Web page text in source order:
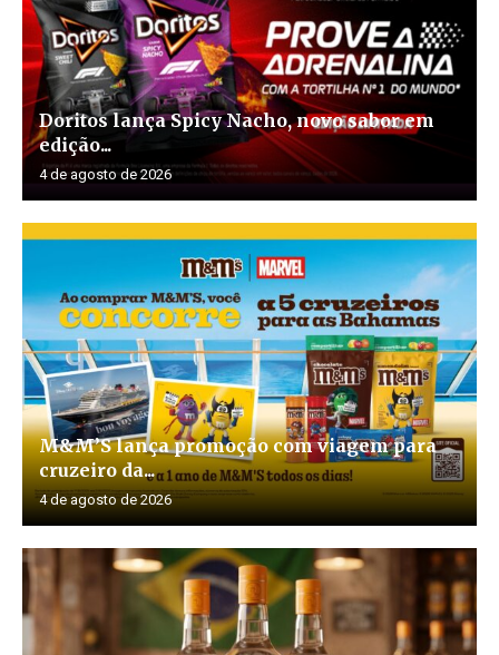
Doritos lança Spicy Nacho, novo sabor em
edição...
4 de agosto de 2026
M&M’S lança promoção com viagem para
cruzeiro da...
4 de agosto de 2026